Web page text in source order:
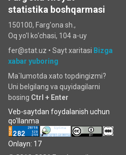
statistika boshqarmasi
150100, Farg'ona sh.,
Oq yo'l ko‘chаsi, 104 a-uy
fer@stat.uz • Sayt xaritasi Bizga
xabar yuboring
Ma`lumotda xato topdingizmi?
Uni belgilang va quyidagilarni
bosing Ctrl + Enter
Veb-saytdan foydalanish uchun
qo'llanma
Onlayn: 17